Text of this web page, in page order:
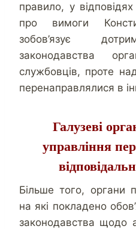
правило, у
про вимоги
зобов’язує
законодавства
службовців, проте
перенаправлялися в
Галузеві
управління
Більше того, органи
на які покладено
законодавства щодо